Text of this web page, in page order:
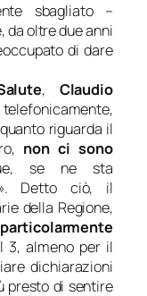
sbagliato–
da oltre due anni
di dare
, Claudio
riguarda il
non ci sono
se ne sta
Detto ciò, il
della Regione,
particolarmente
3, almeno per il
dichiarazioni
presto di sentire